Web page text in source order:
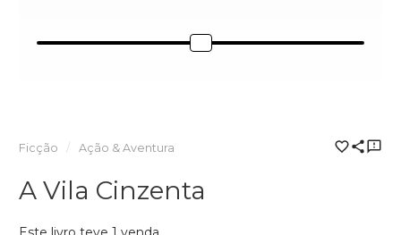
Ficção Ação & Aventura
A Vila Cinzenta